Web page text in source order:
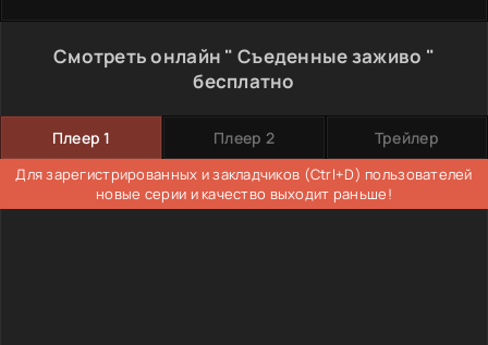
Смотреть онлайн " Съеденные заживо "
бесплатно
Плеер 1 Плеер 2 Трейлер
Для зарегистрированных и закладчиков (Ctrl+D) пользователей
новые серии и качество выходит раньше!